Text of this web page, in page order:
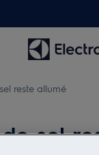
reste allumé
sel